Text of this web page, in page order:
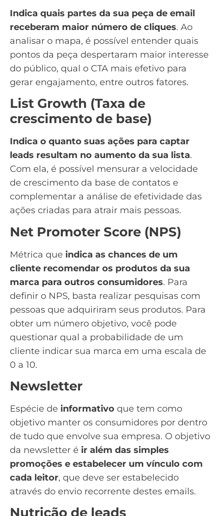
Indica quais partes da sua peça de email
receberam maior número de cliques. Ao
analisar o mapa, é possível entender quais
pontos da peça despertaram maior interesse
do público, qual o CTA mais efetivo para
gerar engajamento, entre outros fatores.
List Growth (Taxa de
crescimento de base)
Indica o quanto suas ações para captar
leads resultam no aumento da sua lista.
Com ela, é possível mensurar a velocidade
de crescimento da base de contatos e
complementar a análise de efetividade das
ações criadas para atrair mais pessoas.
Net Promoter Score (NPS)
Métrica que indica as chances de um
cliente recomendar os produtos da sua
marca para outros consumidores. Para
definir o NPS, basta realizar pesquisas com
pessoas que adquiriram seus produtos. Para
obter um número objetivo, você pode
questionar qual a probabilidade de um
cliente indicar sua marca em uma escala de
0 a 10.
Newsletter
Espécie de informativo que tem como
objetivo manter os consumidores por dentro
de tudo que envolve sua empresa. O objetivo
da newsletter é ir além das simples
promoções e estabelecer um vínculo com
cada leitor, que deve ser estabelecido
através do envio recorrente destes emails.
Nutrição de leads